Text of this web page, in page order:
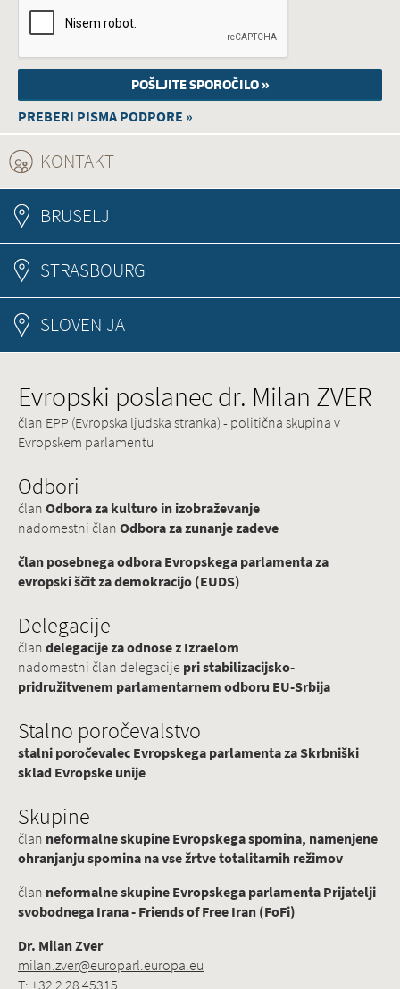
PREBERI PISMA PODPORE »
KONTAKT
BRUSELJ
STRASBOURG
SLOVENIJA
Evropski poslanec dr. Milan ZVER
član EPP (Evropska ljudska stranka) - politična skupina v
Evropskem parlamentu
Odbori
članOdbora za kulturo in izobraževanje
nadomestni članOdbora za zunanje zadeve
član posebnega odbora Evropskega parlamenta za
evropski ščit za demokracijo (EUDS)
Delegacije
člandelegacije za odnose z Izraelom
nadomestni član delegacije pri stabilizacijsko-
pridružitvenem parlamentarnem odboru EU-Srbija
Stalno poročevalstvo
stalni poročevalec Evropskega parlamenta za Skrbniški
sklad Evropske unije
Skupine
član neformalne skupine Evropskega spomina, namenjene
ohranjanju spomina na vse žrtve totalitarnih režimov
član neformalne skupine Evropskega parlamenta Prijatelji
svobodnega Irana - Friends of Free Iran (FoFi)
Dr. Milan Zver
milan.zver@europarl.europa.eu
T: +32 2 28 45315